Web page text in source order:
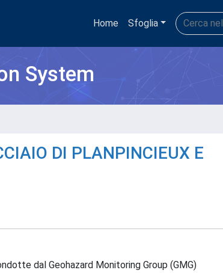
Home Sfoglia
System
DI PLANPINCIEUX E
dal Geohazard Monitoring Group (GMG)